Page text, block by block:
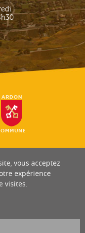
vous acceptez
expérience
visites.